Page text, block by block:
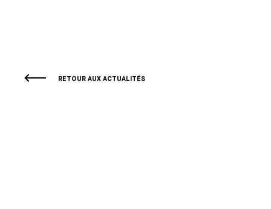
RETOUR AUX ACTUALITÉS